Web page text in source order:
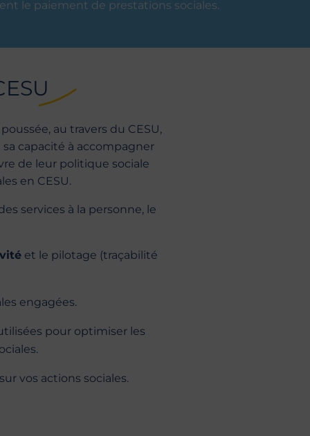
le paiement de prestations sociales.
au travers du CESU,
capacité à accompagner
de leur politique sociale
en CESU.
services à la personne, le
et le pilotage (traçabilité
engagées.
pour optimiser les
sur vos actions sociales.